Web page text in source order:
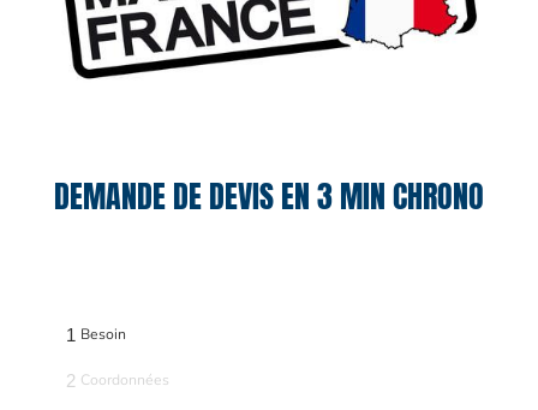
DEMANDE DE DEVIS EN 3 MIN CHRONO
1 Besoin
2 Coordonnées